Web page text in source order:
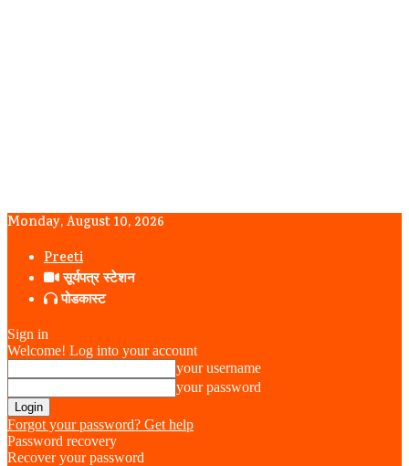
Monday, August 10, 2026
Preeti
सूर्यपत्र स्टेशन
पोडकास्ट
Sign in
Welcome! Log into your account
your username
your password
Forgot your password? Get help
Password recovery
Recover your password